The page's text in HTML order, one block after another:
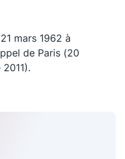
mars 1962 à
de Paris (20